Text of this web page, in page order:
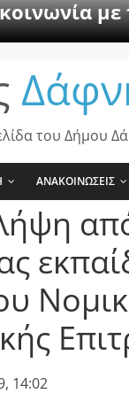
του Δήμου
ΑΝΑΚΟΙΝΩΣΕΙΣ
14:02